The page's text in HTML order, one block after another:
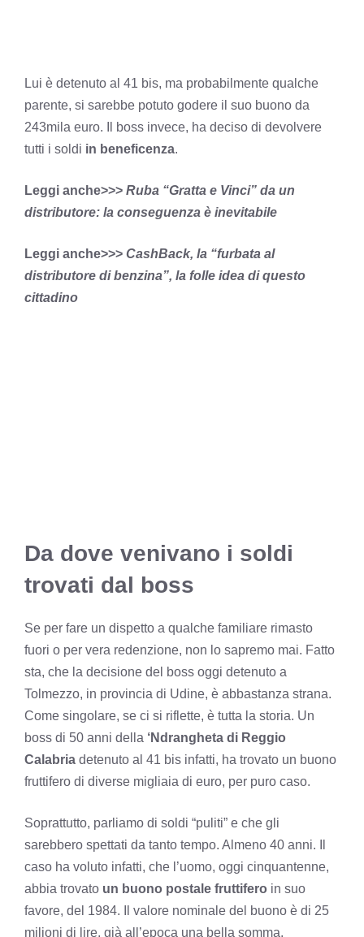
Lui è detenuto al 41 bis, ma probabilmente qualche
parente, si sarebbe potuto godere il suo buono da
243mila euro. Il boss invece, ha deciso di devolvere
tutti i soldi in beneficenza.
Leggi anche>>> Ruba “Gratta e Vinci” da un
distributore: la conseguenza è inevitabile
Leggi anche>>> CashBack, la “furbata al
distributore di benzina”, la folle idea di questo
cittadino
Da dove venivano i soldi
trovati dal boss
Se per fare un dispetto a qualche familiare rimasto
fuori o per vera redenzione, non lo sapremo mai. Fatto
sta, che la decisione del boss oggi detenuto a
Tolmezzo, in provincia di Udine, è abbastanza strana.
Come singolare, se ci si riflette, è tutta la storia. Un
boss di 50 anni della ‘Ndrangheta di Reggio
Calabria detenuto al 41 bis infatti, ha trovato un buono
fruttifero di diverse migliaia di euro, per puro caso.
Soprattutto, parliamo di soldi “puliti” e che gli
sarebbero spettati da tanto tempo. Almeno 40 anni. Il
caso ha voluto infatti, che l’uomo, oggi cinquantenne,
abbia trovato un buono postale fruttifero in suo
favore, del 1984. Il valore nominale del buono è di 25
milioni di lire, già all’epoca una bella somma,